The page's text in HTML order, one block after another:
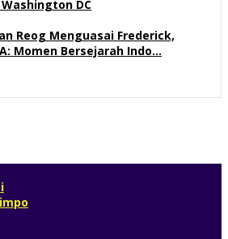
DC
Reog Menguasai Frederick,
Momen Bersejarah Indo…